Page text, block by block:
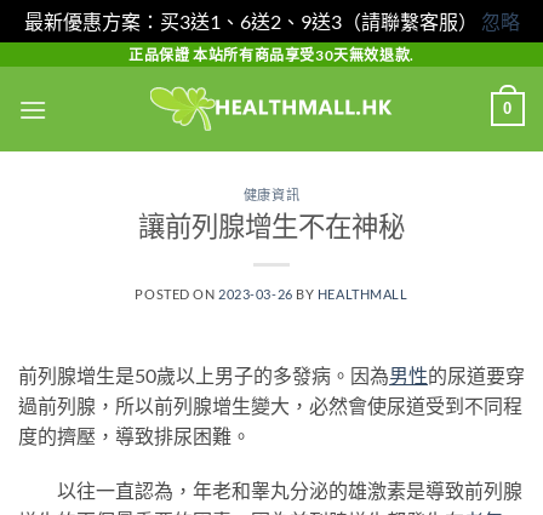
最新優惠方案：买3送1、6送2、9送3（請聯繫客服） 忽略
content
正品保證 本站所有商品享受30天無效退款.
0
健康資訊
讓前列腺增生不在神秘
POSTED ON 2023-03-26 BY HEALTHMALL
前列腺增生是50歲以上男子的多發病。因為男性的尿道要穿
過前列腺，所以前列腺增生變大，必然會使尿道受到不同程
度的擠壓，導致排尿困難。
以往一直認為，年老和睾丸分泌的雄激素是導致前列腺